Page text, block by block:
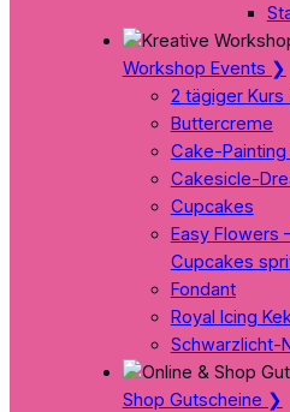
Workshop Events ❯
2 tägiger
Buttercreme
Cake-
Cakesicle-
Cupcakes
Easy Flowers
Cupcakes
Fondant
Royal Icing
Schwarzlicht-
Shop Gutscheine ❯